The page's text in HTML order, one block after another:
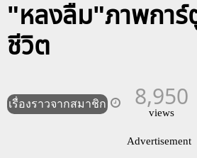
"หลงลืม"ภาพการ์
ชีวิต
เรื่องราวจากสมาชิก 8,950
views
Advertisement